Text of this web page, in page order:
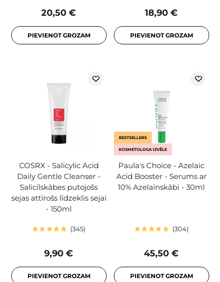
20,50 €
PIEVIENOT GROZAM
18,90 €
PIEVIENOT GROZAM
COSRX - Salicylic Acid
Daily Gentle Cleanser -
Salicilskābes putojošs
sejas attīrošs līdzeklis sejai
- 150ml
345
9,90 €
PIEVIENOT GROZAM
BESTSELLERS
KOSMETOLOGA IZVĒLE
Paula's Choice - Azelaic
Acid Booster - Serums ar
10% Azelaīnskābi - 30ml
304
45,50 €
PIEVIENOT GROZAM